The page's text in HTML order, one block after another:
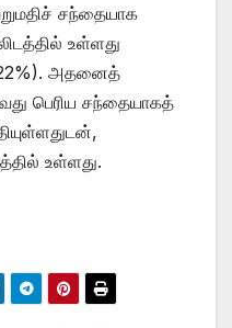
சந்தையாக
உள்ளது
22%). அதனைத்
பெரிய சந்தையாகத்
உள்ளது.